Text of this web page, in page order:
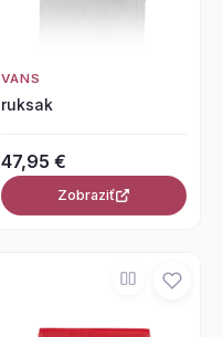
VANS
ruksak
47,95 €
Zobraziť